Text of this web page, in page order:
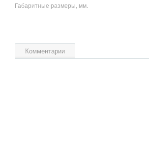
Габаритные размеры, мм.
Комментарии